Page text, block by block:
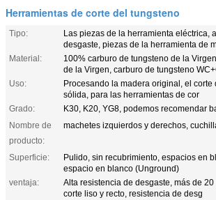
Herramientas de corte del tungsteno
Tipo:
Las piezas de la herramienta eléctrica,
desgaste, piezas de la herramienta de
Material:
100% carburo de tungsteno de la
de la Virgen, carburo de tungsteno
Uso:
Procesando la madera original, el
sólida, para las herramientas de cor
Grado:
K30, K20, YG8, podemos recomendar
Nombre de
producto:
machetes izquierdos y derechos,
Superficie:
Pulido, sin recubrimiento, espacios en
espacio en blanco (Unground)
ventaja:
Alta resistencia de desgaste, más de
corte liso y recto, resistencia de desg